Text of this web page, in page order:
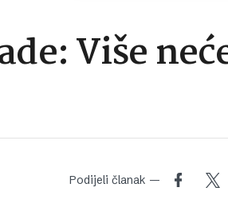
Više
Podijeli članak —